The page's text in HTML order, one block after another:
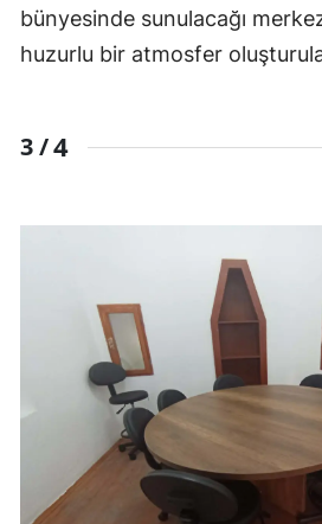
bünyesinde sunulacağı
huzurlu bir atmosfer
3 /4